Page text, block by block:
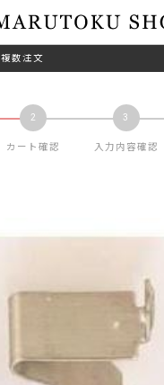
複数注文
カート確認 入力内容確認